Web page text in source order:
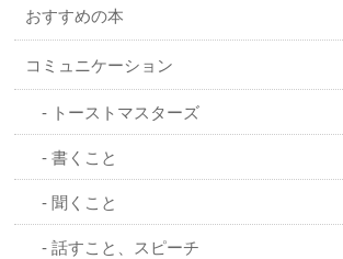
おすすめの本
コミュニケーション
トーストマスターズ
書くこと
聞くこと
話すこと、スピーチ